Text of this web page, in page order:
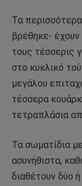
Τα
βρέθηκε-
τους τέσσερις
στο κυκλικό
μεγάλου
τέσσερα
τετραπλάσια
Τα σωματίδια
ασυνήθιστα,
διαθέτουν δύο